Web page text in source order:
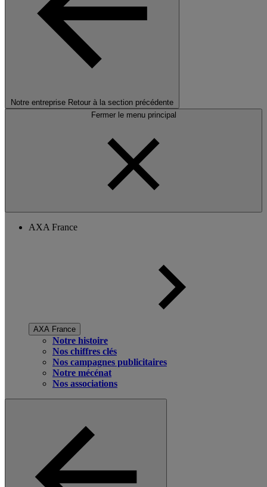
Notre entreprise Retour à la section précédente
Fermer le menu principal
AXA France
AXA France
Notre histoire
Nos chiffres clés
Nos campagnes publicitaires
Notre mécénat
Nos associations